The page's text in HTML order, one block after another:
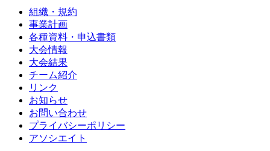
組織・規約
事業計画
各種資料・申込書類
大会情報
大会結果
チーム紹介
リンク
お知らせ
お問い合わせ
プライバシーポリシー
アソシエイト